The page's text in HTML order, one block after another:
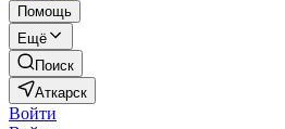
Помощь
Ещё
Поиск
Аткарск
Войти